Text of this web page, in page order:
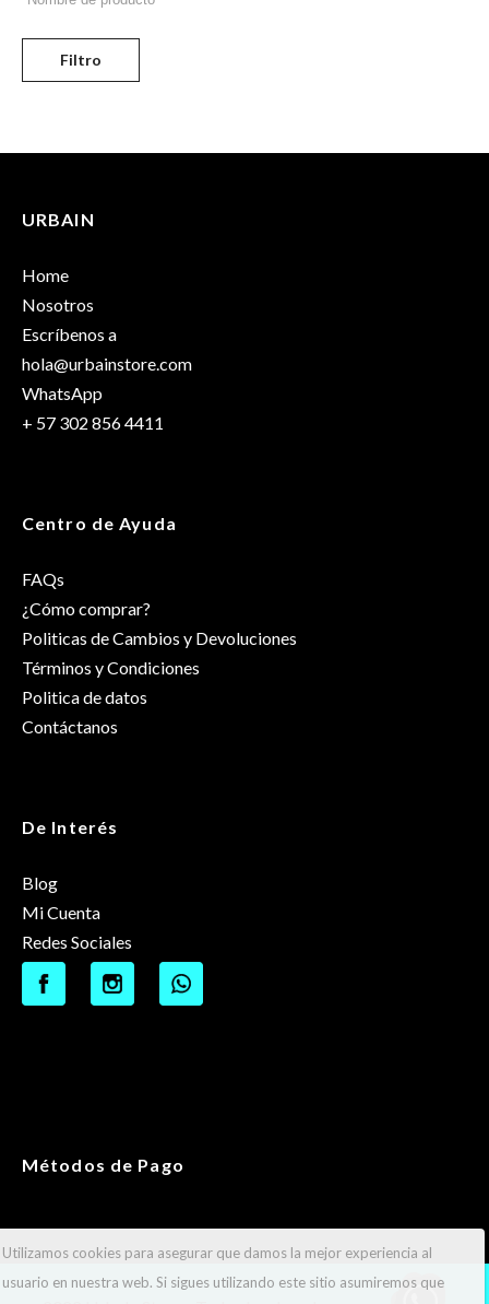
Filtro
URBAIN
Home
Nosotros
Escríbenos a
hola@urbainstore.com
WhatsApp
+ 57 302 856 4411
Centro de Ayuda
FAQs
¿Cómo comprar?
Politicas de Cambios y Devoluciones
Términos y Condiciones
Politica de datos
Contáctanos
De Interés
Blog
Mi Cuenta
Redes Sociales
Métodos de Pago
Utilizamos cookies para asegurar que damos la mejor experiencia al
usuario en nuestra web. Si sigues utilizando este sitio asumiremos que